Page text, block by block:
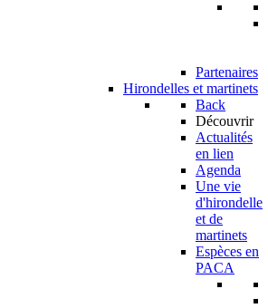
Partenaires
Hirondelles et martinets
Back
Découvrir
Actualités
en lien
Agenda
Une vie
d'hirondelle
et de
martinets
Espèces en
PACA